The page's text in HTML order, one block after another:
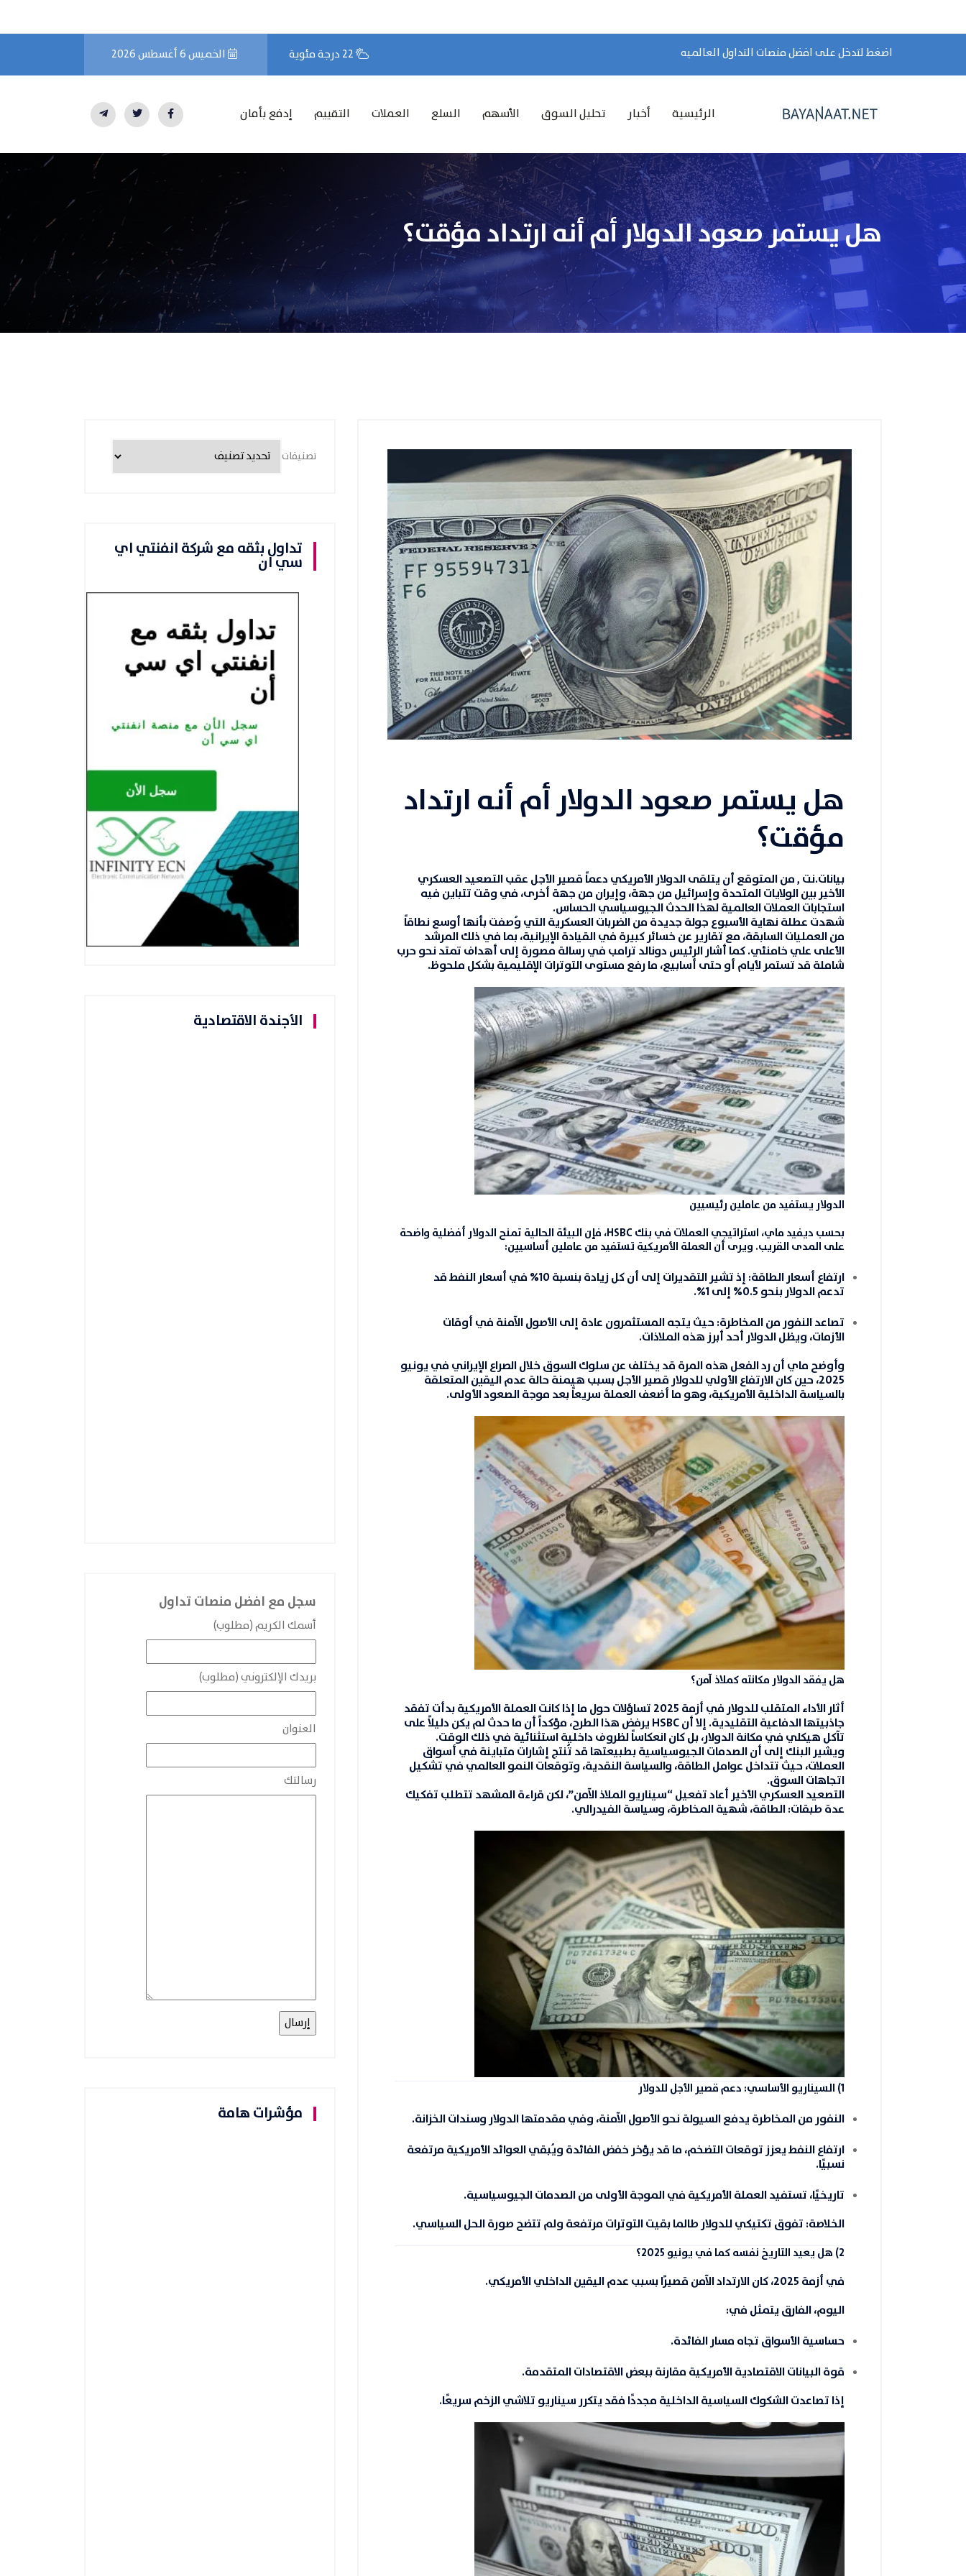
اضغط لتدخل على افضل منصات التداول العالميه 22 درجة مئوية الخميس 6 أغسطس 2026
الرئيسية أخبار تحليل السوق الأسهم السلع العملات التقييم إدفع بأمان
هل يستمر صعود الدولار أم أنه ارتداد مؤقت؟
هل يستمر صعود الدولار أم أنه ارتداد
مؤقت؟
بيانات.نت,من المتوقع أن يتلقىالدولار الأمريكيدعماً قصير الأجل عقب التصعيد العسكري
الأخير بين الولايات المتحدة وإسرائيل من جهة، وإيران من جهة أخرى، في وقت تتباين فيه
استجاباتالعملاتالعالمية لهذا الحدث الجيوسياسي الحساس.
شهدت عطلة نهاية الأسبوع جولة جديدة من الضربات العسكرية التي وُصفت بأنها أوسع نطاقاً
من العمليات السابقة، مع تقارير عن خسائر كبيرة في القيادة الإيرانية، بما في ذلك المرشد
الأعلى علي خامنئي. كما أشار الرئيس دونالد ترامب في رسالة مصورة إلى أهداف تمتد نحو حرب
شاملة قد تستمر لأيام أو حتى أسابيع، ما رفع مستوى التوترات الإقليمية بشكل ملحوظ.
الدولار يستفيد من عاملين رئيسيين
بحسب ديفيد ماي، استراتيجي العملات في بنك HSBC، فإن البيئة الحالية تمنح الدولار أفضلية واضحة
على المدى القريب. ويرى أن العملة الأمريكية تستفيد من عاملين أساسيين:
ارتفاع أسعارالطاقة : إذ تشير التقديرات إلى أن كل زيادة بنسبة 10% في أسعار النفط قد
تدعم الدولار بنحو 0.5% إلى 1%.
تصاعد النفور من المخاطرة: حيث يتجه المستثمرون عادة إلى الأصول الآمنة في أوقات
الأزمات، ويظل الدولار أحد أبرز هذه الملاذات.
وأوضح ماي أن رد الفعل هذه المرة قد يختلف عن سلوك السوق خلال الصراع الإيراني في يونيو
2025، حين كان الارتفاع الأولي للدولار قصير الأجل بسبب هيمنة حالة عدم اليقين المتعلقة
بالسياسة الداخلية الأمريكية، وهو ما أضعف العملة سريعاً بعد موجة الصعود الأولى.
هل يفقد الدولار مكانته كملاذ آمن؟
أثار الأداء المتقلب للدولار في أزمة 2025 تساؤلات حول ما إذا كانت العملة الأمريكية بدأت تفقد
جاذبيتها الدفاعية التقليدية. إلا أن HSBC يرفض هذا الطرح، مؤكداً أن ما حدث لم يكن دليلاً على
تآكل هيكلي في مكانة الدولار، بل كان انعكاساً لظروف داخلية استثنائية في ذلك الوقت.
ويشير البنك إلى أن الصدمات الجيوسياسية بطبيعتها قد تُنتج إشارات متباينة في أسواق
العملات، حيث تتداخل عوامل الطاقة، والسياسة النقدية، وتوقعات النمو العالمي في تشكيل
اتجاهات السوق.
التصعيد العسكري الأخير أعاد تفعيل “سيناريو الملاذ الآمن”، لكن قراءة المشهد تتطلب تفكيك
عدة طبقات: الطاقة، شهية المخاطرة، وسياسة الفيدرالي.
1) السيناريو الأساسي: دعم قصير الأجل للدولار
النفور من المخاطرةيدفع السيولة نحو الأصول الآمنة، وفي مقدمتها الدولار وسندات الخزانة.
ارتفاع النفطيعزز توقعات التضخم، ما قد يؤخر خفض الفائدة ويُبقي العوائد الأمريكية مرتفعة
نسبيًا.
تاريخيًا، تستفيد العملة الأمريكية في الموجة الأولى من الصدمات الجيوسياسية.
الخلاصة:تفوق تكتيكي للدولار طالما بقيت التوترات مرتفعة ولم تتضح صورة الحل السياسي.
2) هل يعيد التاريخ نفسه كما في يونيو 2025؟
في أزمة 2025، كان الارتداد الآمن قصيرًا بسبب عدم اليقين الداخلي الأمريكي.
اليوم، الفارق يتمثل في:
حساسية الأسواق تجاهمسار الفائدة.
قوة البيانات الاقتصادية الأمريكية مقارنة ببعض الاقتصادات المتقدمة.
إذا تصاعدت الشكوك السياسية الداخلية مجددًافقد يتكرر سيناريو تلاشي الزخم سريعًا.
تصنيفات
تداول بثقه مع شركة انفنتي اي
سي ان
الأجندة الاقتصادية
سجل مع افضل منصات تداول
أسمك الكريم (مطلوب)
بريدك الإلكتروني (مطلوب)
العنوان
رسالتك
مؤشرات هامة